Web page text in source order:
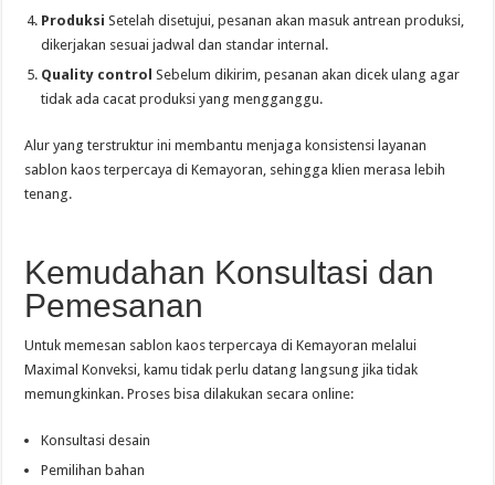
Produksi Setelah disetujui, pesanan akan masuk antrean produksi,
dikerjakan sesuai jadwal dan standar internal.
Quality control Sebelum dikirim, pesanan akan dicek ulang agar
tidak ada cacat produksi yang mengganggu.
Alur yang terstruktur ini membantu menjaga konsistensi layanan
sablon kaos terpercaya di Kemayoran, sehingga klien merasa lebih
tenang.
Kemudahan Konsultasi dan
Pemesanan
Untuk memesan sablon kaos terpercaya di Kemayoran melalui
Maximal Konveksi, kamu tidak perlu datang langsung jika tidak
memungkinkan. Proses bisa dilakukan secara online:
Konsultasi desain
Pemilihan bahan